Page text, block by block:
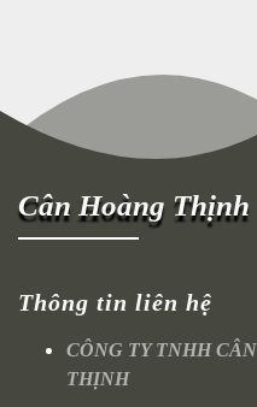
Cân Hoàng Thịnh
Thông tin liên hệ
CÔNG TY TNHH
THỊNH